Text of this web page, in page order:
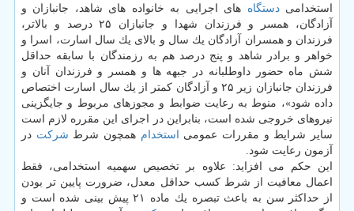
استخدامیدستگاه های اجرایی به خانواده های شاهد، جانبازان و
آزادگان، همسر و فرزندان شهدا و جانبازان ۲۵ درصد و بالاتر،
فرزندان و همسران آزادگان یك سال و بالای یك سال اسارت، اسرا و
خواهر و برادر شاهد و پنج درصد هم به رزمندگان با سابقه حداقل
شش ماه حضور داوطلبانه در جبهه ها و همسر و فرزندان آنان و
فرزندان جانبازان زیر ۲۵ و آزادگان كمتر از یك سال اسارت اختصاص
داده شود»، منوط به رعایت ضوابط و مجوزهای مربوط و جایگزینی
نیروهای خروجی شده است، بنابراین در اجرای این مقرره لازم است
سایر شرایط و مقررات عمومی
استخدام همچون شرط شركت در
آزمون رعایت شود.
این حكم می افزاید: علاوه بر تخصیص سهمیه استخدامی، فقط
اعمال معافیت از شرط كسب حداقل معدل، ضرورت پایین تر بودن
از حداكثر سن به باعث تبصره یك ماده ۲۱ پیش بینی شده است و